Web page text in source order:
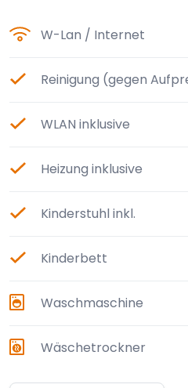
W-Lan / Internet
Reinigung (gegen
WLAN inklusive
Heizung inklusive
Kinderstuhl inkl.
Kinderbett
Waschmaschine
Wäschetrockner